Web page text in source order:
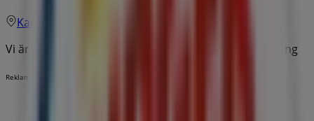
Karta
Vi är på väg att publicera erbjudanden från Burger King
Reklam